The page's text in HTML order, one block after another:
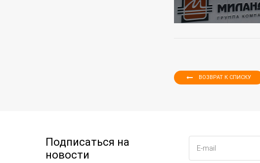
ВОЗВРАТ К СПИСКУ
Подписаться на
новости